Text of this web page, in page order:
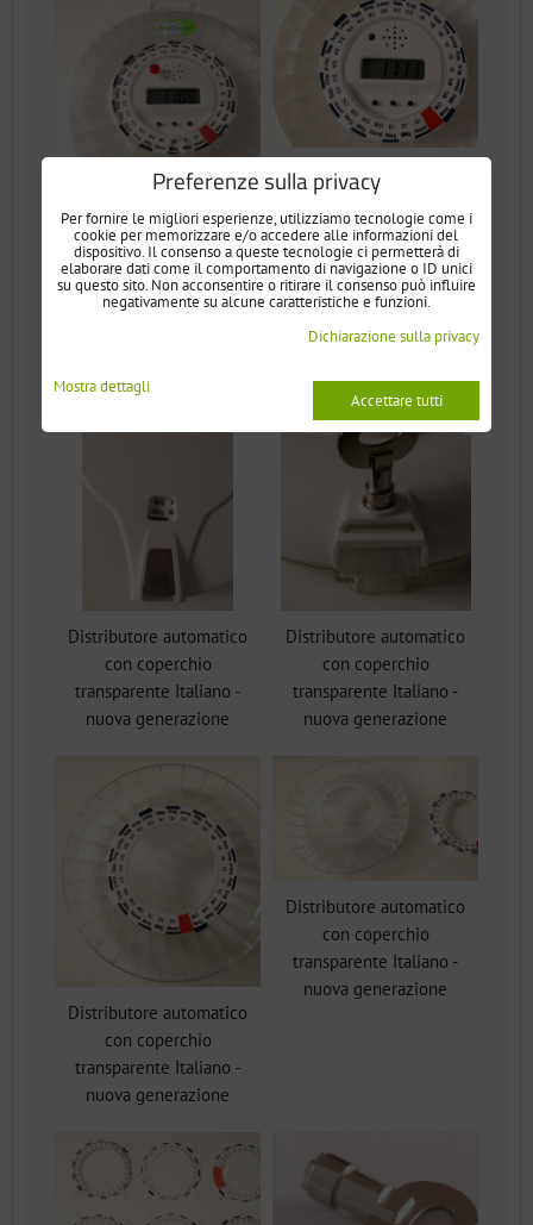
Distributore automatico
con coperchio
transparente Italiano -
Distributore automatico
con coperchio
transparente Italiano -
nuova generazione
Distributore automatico
con coperchio
transparente Italiano -
nuova generazione
Distributore automatico
con coperchio
transparente Italiano -
nuova generazione
Distributore automatico
con coperchio
transparente Italiano -
nuova generazione
Distributore automatico
con coperchio
transparente Italiano -
nuova generazione
Preferenze sulla privacy
Per fornire le migliori esperienze, utilizziamo tecnologie come i
cookie per memorizzare e/o accedere alle informazioni del
dispositivo. Il consenso a queste tecnologie ci permetterà di
elaborare dati come il comportamento di navigazione o ID unici
su questo sito. Non acconsentire o ritirare il consenso può influire
negativamente su alcune caratteristiche e funzioni.
Dichiarazione sulla privacy
Mostra dettagli
Accettare tutti